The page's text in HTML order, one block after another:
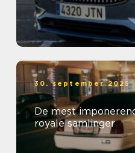
30. september 2025
De mest
royale samlinger